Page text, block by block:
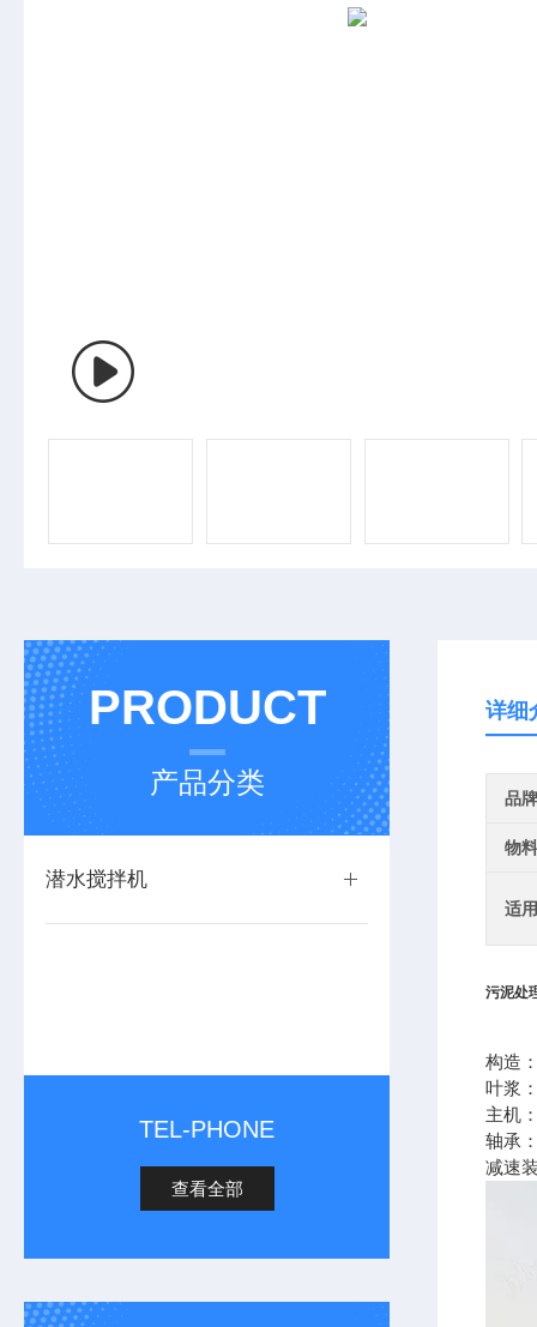
PRODUCT
产品分类
潜水搅拌机
TEL-PHONE
查看全部
详细
品牌
物
适
污泥处
构造
叶浆
主机
轴承
减速